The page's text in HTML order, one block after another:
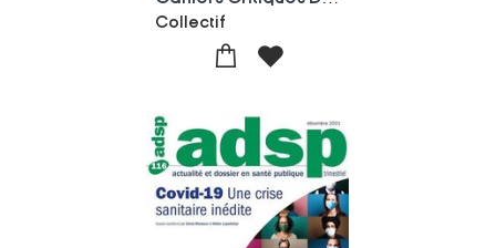
Collectif